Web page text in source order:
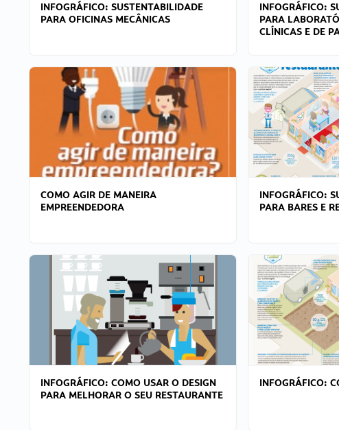
INFOGRÁFICO: SUSTENTABILIDADE
PARA OFICINAS MECÂNICAS
INFOGRÁFICO:
PARA
CLÍNICAS E DE
COMO AGIR DE MANEIRA
EMPREENDEDORA
INFOGRÁFICO:
PARA BARES E
INFOGRÁFICO: COMO USAR O DESIGN
PARA MELHORAR O SEU RESTAURANTE
INFOGRÁFICO: